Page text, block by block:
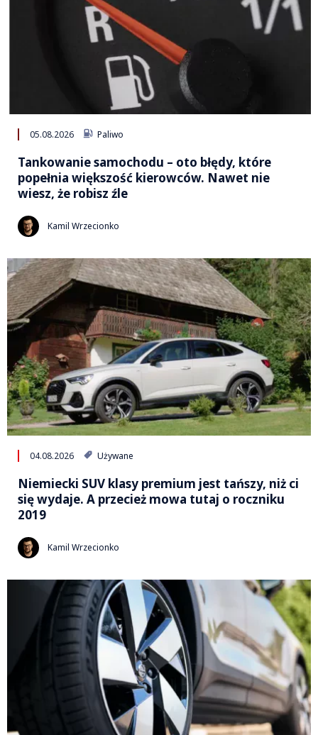
05.08.2026 Paliwo
Tankowanie samochodu – oto błędy, które
popełnia większość kierowców. Nawet nie
wiesz, że robisz źle
Kamil Wrzecionko
04.08.2026 Używane
Niemiecki SUV klasy premium jest tańszy, niż ci
się wydaje. A przecież mowa tutaj o roczniku
2019
Kamil Wrzecionko